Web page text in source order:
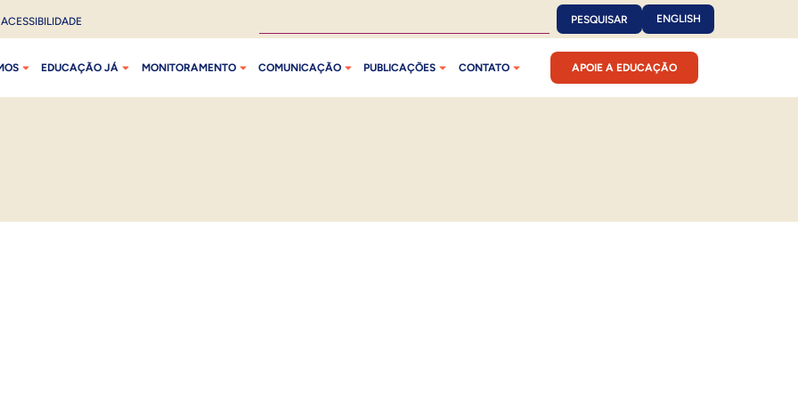
ACESSIBILIDADE PESQUISAR ENGLISH
EDUCAÇÃO JÁ MONITORAMENTO COMUNICAÇÃO PUBLICAÇÕES CONTATO APOIE A EDUCAÇÃO